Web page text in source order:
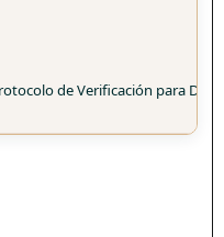
de Verificación para